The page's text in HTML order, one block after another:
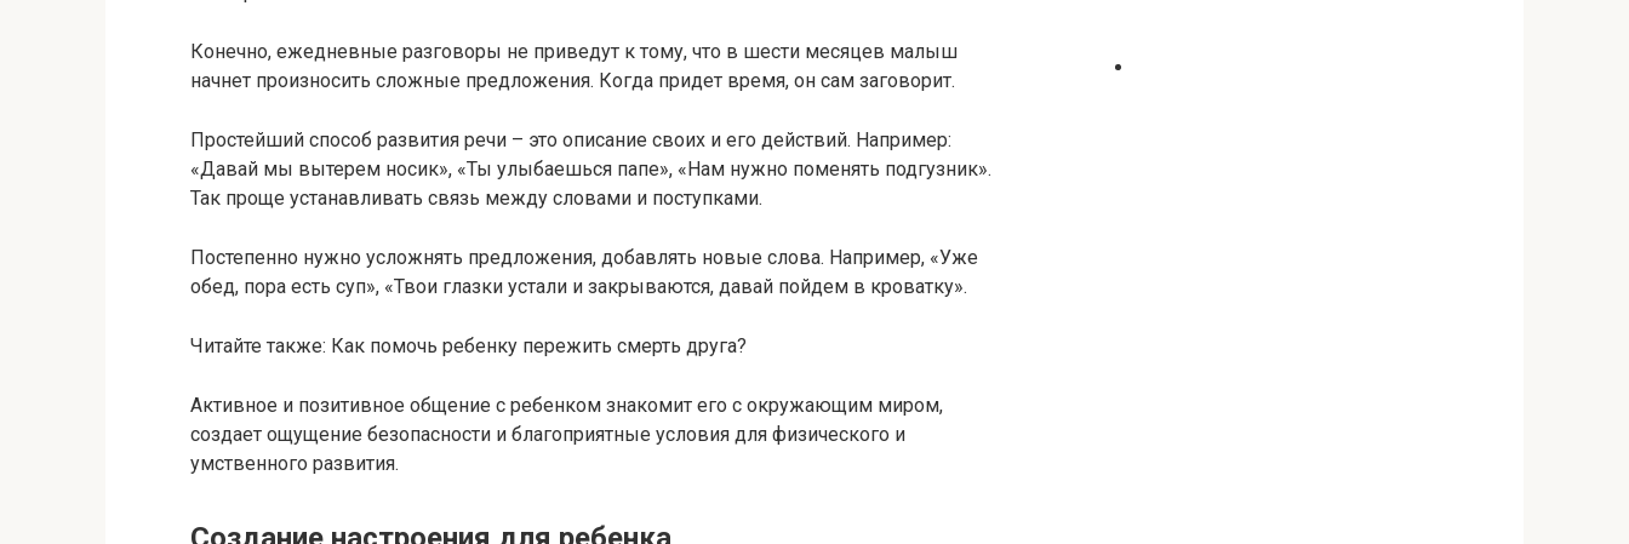
Конечно, ежедневные разговоры не приведут к тому, что в шести месяцев малыш
начнет произносить сложные предложения. Когда придет время, он сам заговорит.
Простейший способ развития речи – это описание своих и его действий. Например:
«Давай мы вытерем носик», «Ты улыбаешься папе», «Нам нужно поменять подгузник».
Так проще устанавливать связь между словами и поступками.
Постепенно нужно усложнять предложения, добавлять новые слова. Например, «Уже
обед, пора есть суп», «Твои глазки устали и закрываются, давай пойдем в кроватку».
Читайте также: Как помочь ребенку пережить смерть друга?
Активное и позитивное общение с ребенком знакомит его с окружающим миром,
создает ощущение безопасности и благоприятные условия для физического и
умственного развития.